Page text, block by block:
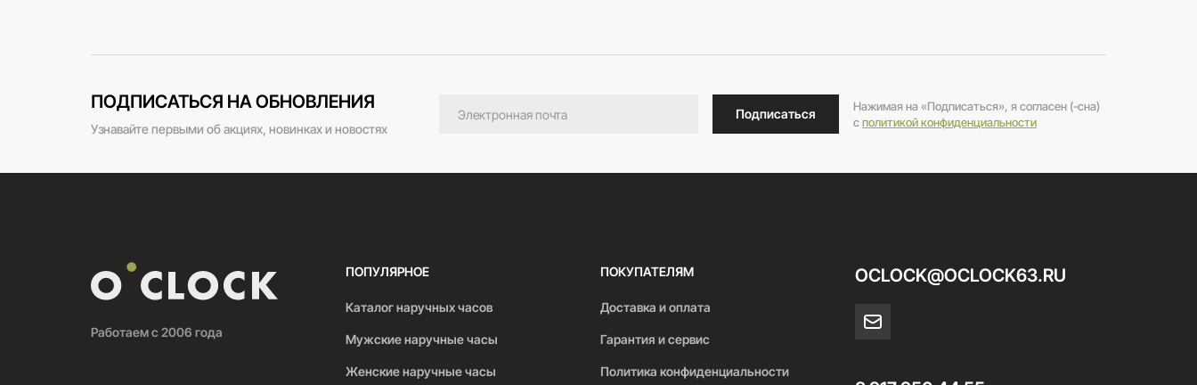
ПОДПИСАТЬСЯ НА ОБНОВЛЕНИЯ
Узнавайте первыми об акциях, новинках и новостях
Подписаться
Нажимая на «Подписаться», я согласен (-сна)
cполитикой конфиденциальности
Работаем с 2006 года
ПОПУЛЯРНОЕ
Каталог наручных часов
Мужские наручные часы
Женские наручные часы
ПОКУПАТЕЛЯМ
Доставка и оплата
Гарантия и сервис
Политика конфиденциальности
OCLOCK@OCLOCK63.RU